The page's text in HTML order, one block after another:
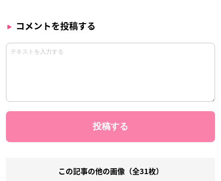
コメントを投稿する
この記事の他の画像（全31枚）